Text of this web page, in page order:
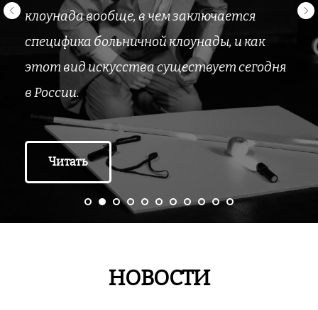
клоунада вообще, в чем заключается
специфика больничной клоунады, и как
этот вид искусства существует сегодня
в России.
Читать
НОВОСТИ